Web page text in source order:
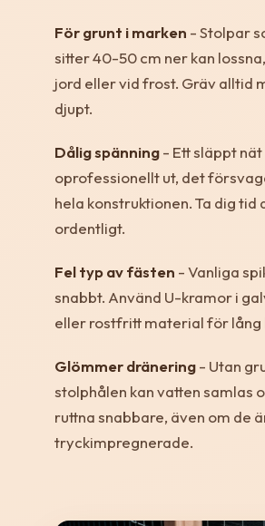
För grunt i marken - Stolpar
sitter 40-50 cm ner kan
jord eller vid frost. Gräv alltid
djupt.
Dålig spänning- Ett släppt
oprofessionellt ut, det
hela konstruktionen. Ta dig tid
ordentligt.
Fel typ av fästen - Vanliga
snabbt. Använd U-kramor i
eller rostfritt material för lång
Glömmer dränering- Utan
stolphålen kan vatten samlas
ruttna snabbare, även om de
tryckimpregnerade.